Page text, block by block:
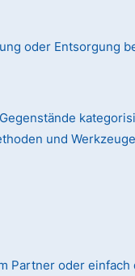
oder Entsorgung
und
Partner oder einfach